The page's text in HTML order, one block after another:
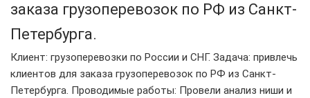
заказа грузоперевозок по РФ из Санкт-
Петербурга.
Клиент: грузоперевозки по России и СНГ. Задача: привлечь
клиентов для заказа грузоперевозок по РФ из Санкт-
Петербурга. Проводимые работы: Провели анализ ниши и